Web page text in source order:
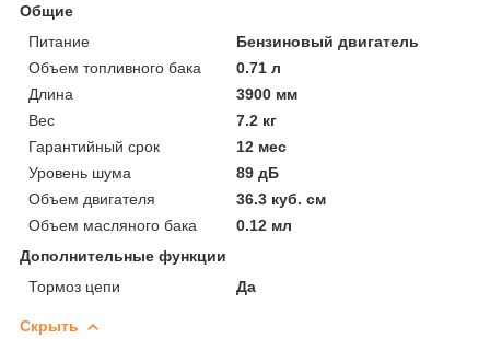
Общие
Питание
Бензиновый двигатель
Объем топливного бака
0.71 л
Длина
3900 мм
Вес
7.2 кг
Гарантийный срок
12 мес
Уровень шума
89 дБ
Объем двигателя
36.3 куб. см
Объем масляного бака
0.12 мл
Дополнительные функции
Тормоз цепи
Да
Скрыть